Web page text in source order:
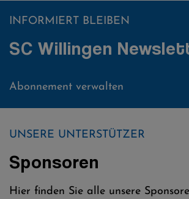
INFORMIERT BLEIBEN
SC Willingen
Abonnement verwalten
UNSERE UNTERSTÜTZER
Sponsoren
Hier finden Sie alle unsere